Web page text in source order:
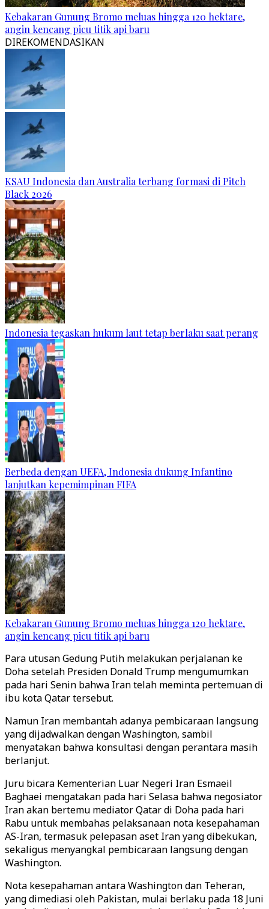
Kebakaran Gunung Bromo meluas hingga 120 hektare,
angin kencang picu titik api baru
DIREKOMENDASIKAN
KSAU Indonesia dan Australia terbang formasi di Pitch
Black 2026
Indonesia tegaskan hukum laut tetap berlaku saat perang
Berbeda dengan UEFA, Indonesia dukung Infantino
lanjutkan kepemimpinan FIFA
Kebakaran Gunung Bromo meluas hingga 120 hektare,
angin kencang picu titik api baru
Para utusan Gedung Putih melakukan perjalanan ke
Doha setelah Presiden Donald Trump mengumumkan
pada hari Senin bahwa Iran telah meminta pertemuan di
ibu kota Qatar tersebut.
Namun Iran membantah adanya pembicaraan langsung
yang dijadwalkan dengan Washington, sambil
menyatakan bahwa konsultasi dengan perantara masih
berlanjut.
Juru bicara Kementerian Luar Negeri Iran Esmaeil
Baghaei mengatakan pada hari Selasa bahwa negosiator
Iran akan bertemu mediator Qatar di Doha pada hari
Rabu untuk membahas pelaksanaan nota kesepahaman
AS-Iran, termasuk pelepasan aset Iran yang dibekukan,
sekaligus menyangkal pembicaraan langsung dengan
Washington.
Nota kesepahaman antara Washington dan Teheran,
yang dimediasi oleh Pakistan, mulai berlaku pada 18 Juni